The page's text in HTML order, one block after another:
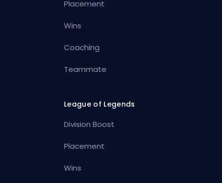
Placement
Wins
Coaching
Teammate
League of Legends
Division Boost
Placement
Wins